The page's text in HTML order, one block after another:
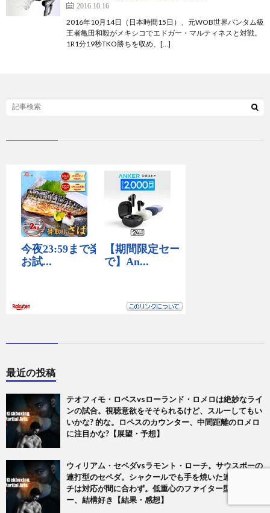
2016.10.16
2016年10月14日（日本時間15日）、元WOB世界バンタム級
王者亀田和毅がメキシコでエドガー・マルティネスと対戦。
1R1分19秒TKO勝ちを収め、[…]
最近の投稿
テオフィモ・ロペスvsローランド・ロメロは絶妙なライ
ンの試合。視聴意欲をそそられるけど、スルーしてもい
いかな? 的な。ロペスのカウンター、中間距離のロメロ
に注目かな?【展望・予想】
ウィリアム・セペダvsラモント・ローチ。サウスポーの
連打型のセペダ。シャクールでも手を焼いた連打にロー
チは対応が間に合わず。低重心のファイター型サウスポ
ー、結構好き【結果・感想】